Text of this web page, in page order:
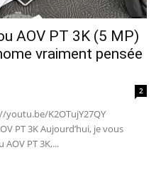
AOV PT 3K (5 MP)
vraiment pensée
2
K2OTujY27QY
PT 3K Aujourd’hui, je vous
PT 3K,...